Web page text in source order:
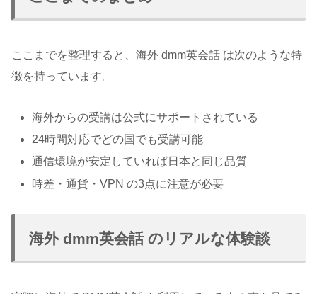
ここまでを整理すると、海外 dmm英会話 は次のような特
徴を持っています。
海外からの受講は公式にサポートされている
24時間対応でどの国でも受講可能
通信環境が安定していれば日本と同じ品質
時差・通貨・VPN の3点に注意が必要
海外 dmm英会話 のリアルな体験談